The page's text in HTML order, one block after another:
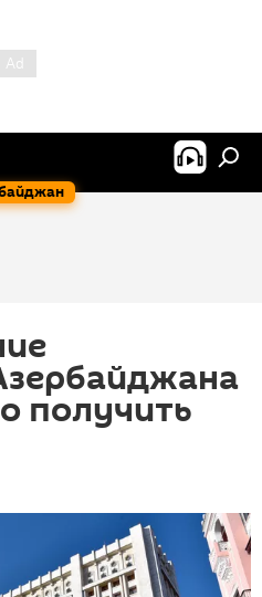
получить